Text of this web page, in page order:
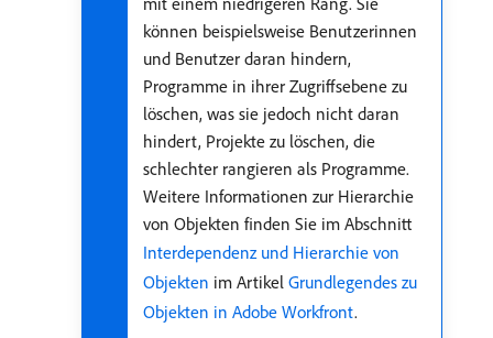
können beispielsweise Benutzerinnen
und Benutzer daran hindern,
Programme in ihrer Zugriffsebene zu
löschen, was sie jedoch nicht daran
hindert, Projekte zu löschen, die
schlechter rangieren als Programme.
Weitere Informationen zur Hierarchie
von Objekten finden Sie im Abschnitt
Interdependenz und Hierarchie von
Objekten im Artikel Grundlegendes zu
Objekten in Adobe Workfront.